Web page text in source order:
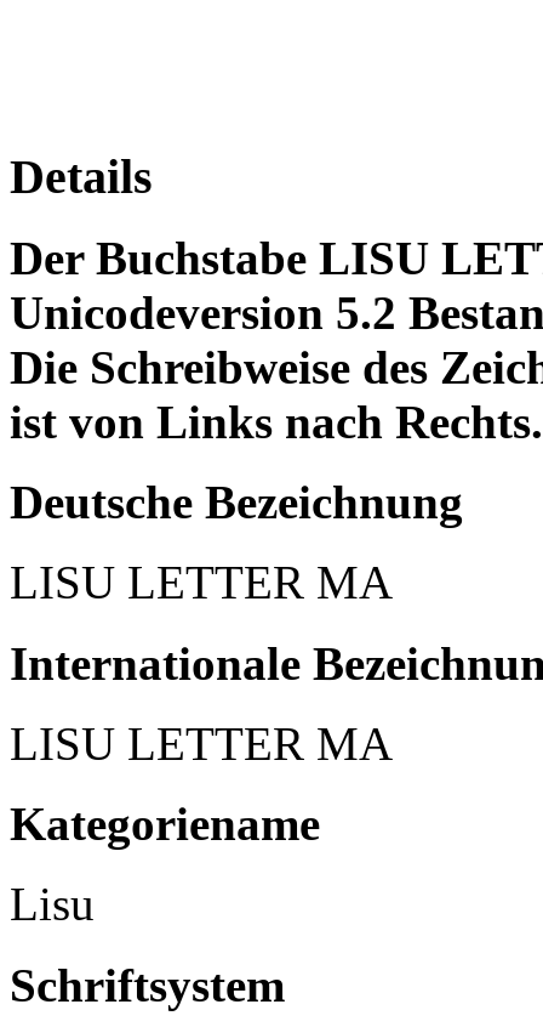
Details
Der Buchstabe LISU
Unicodeversion 5.2
Die Schreibweise des
ist von Links nach Rechts.
Deutsche Bezeichnung
LISU LETTER MA
Internationale
LISU LETTER MA
Kategoriename
Lisu
Schriftsystem